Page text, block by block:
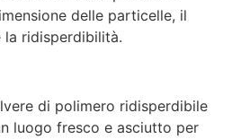
delle particelle, il
ridisperdibilità.
di polimero ridisperdibile
luogo fresco e asciutto per